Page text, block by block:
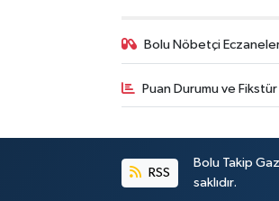
Bolu Nöbetçi
Puan Durumu ve Fikstür
RSS
Bolu Takip
saklıdır.